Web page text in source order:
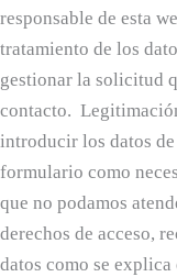
responsable de esta
tratamiento de los
gestionar la solicitud
contacto.
introducir los datos de
formulario como
que no podamos
derechos de acceso,
datos como se